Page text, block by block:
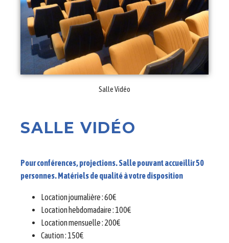
Salle Vidéo
SALLE VIDÉO
Pour conférences, projections. Salle pouvant accueillir 50
personnes. Matériels de qualité à votre disposition
Location journalière : 60€
Location hebdomadaire : 100€
Location mensuelle : 200€
Caution : 150€